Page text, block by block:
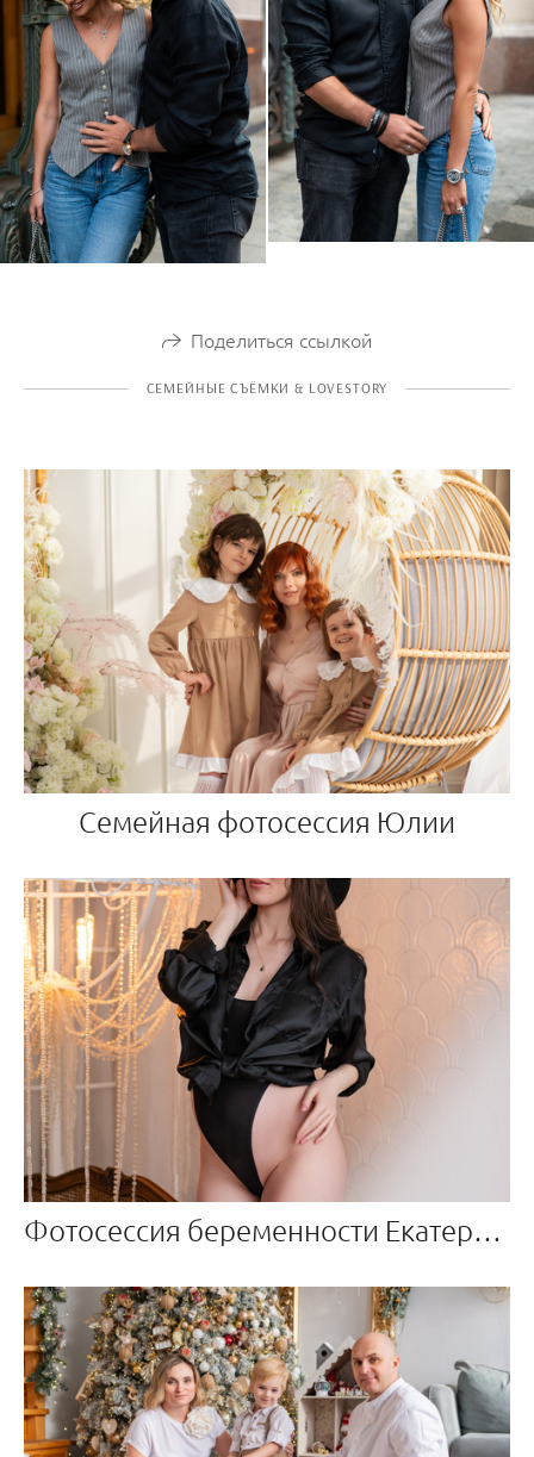
Поделиться ссылкой
СЕМЕЙНЫЕ СЪЁМКИ & LOVESTORY
Семейная фотосессия Юлии
Фотосессия беременности Екатерины